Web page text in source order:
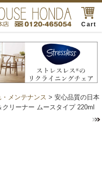
Cart
メンテナンス > 安心品質の日本
リーナー ムースタイプ 220ml